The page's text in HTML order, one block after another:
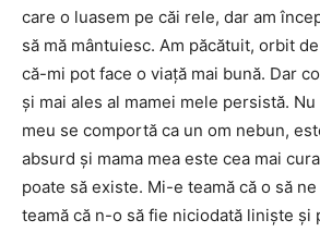
care o luasem pe căi rele, dar am
să mă mântuiesc. Am păcătuit, orbit
că-mi pot face o viaţă mai bună. Dar
şi mai ales al mamei mele persistă.
meu se comportă ca un om nebun,
absurd şi mama mea este cea mai
poate să existe. Mi-e teamă că o să
teamă că n-o să fie niciodată linişte şi